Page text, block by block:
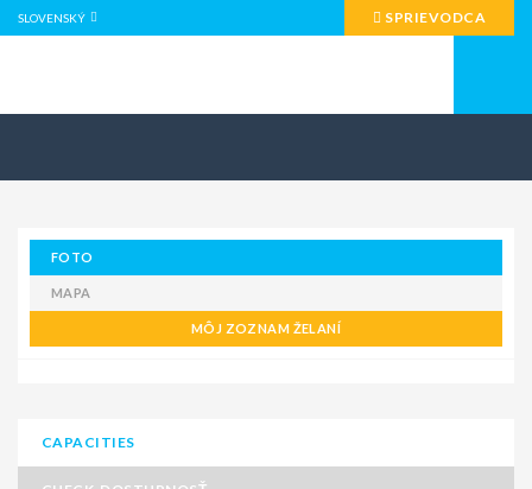
SLOVENSKÝ SPRIEVODCA
FOTO
MAPA
MÔJ ZOZNAM ŽELANÍ
CAPACITIES